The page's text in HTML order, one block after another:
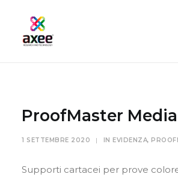
AZIENDA
SERVIZI
ProofMaster Media
1 SETTEMBRE 2020 | IN EVIDENZA,
Supporti cartacei per prove